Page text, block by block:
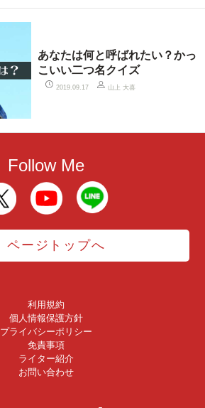
あなたは何と呼ばれたい？かっ
こいい二つ名クイズ
2019.09.17 山上 大喜
Follow Me
ページトップへ
利用規約
個人情報保護方針
プライバシーポリシー
免責事項
ライター紹介
お問い合わせ